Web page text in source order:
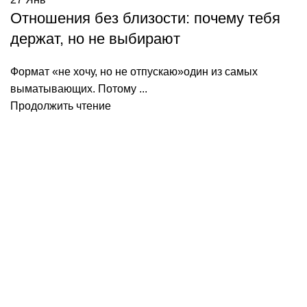
Отношения без близости: почему тебя
держат, но не выбирают
Формат «не хочу, но не отпускаю»один из самых
выматывающих. Потому ...
Продолжить чтение